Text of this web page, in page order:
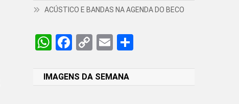
ACÚSTICO E BANDAS NA AGENDA DO BECO
WhatsApp
Facebook
CopyEmail
IMAGENS DA SEMANA